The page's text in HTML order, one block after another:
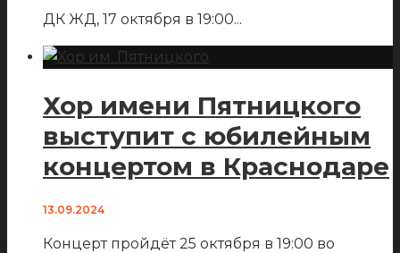
ДК ЖД, 17 октября в 19:00...
Хор имени Пятницкого
выступит с юбилейным
концертом в Краснодаре
13.09.2024
Концерт пройдёт 25 октября в 19:00 во